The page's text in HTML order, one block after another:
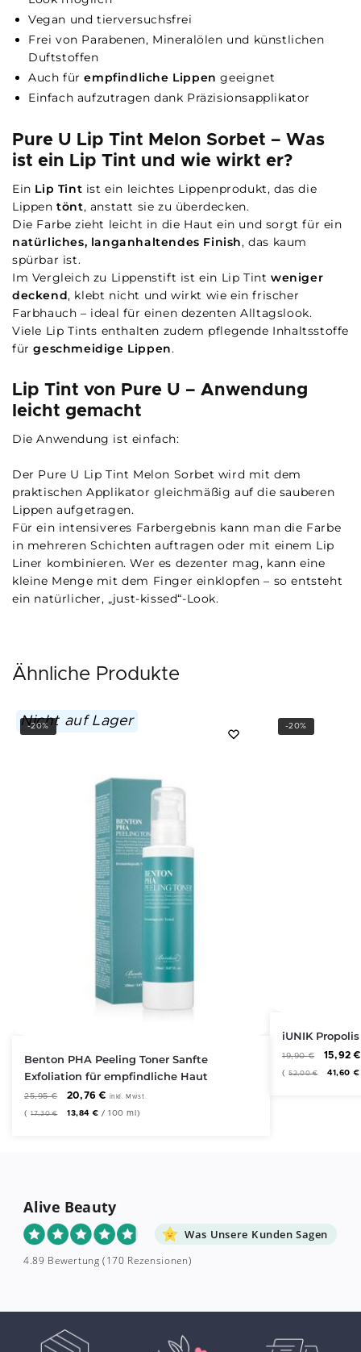
Vegan und tierversuchsfrei
Frei von Parabenen, Mineralölen und künstlichen
Duftstoffen
Auch fürempfindliche Lippen geeignet
Einfach aufzutragen dank Präzisionsapplikator
Pure U Lip Tint Melon Sorbet – Was
ist ein Lip Tint und wie wirkt er?
Ein Lip Tint ist ein leichtes Lippenprodukt, das die
Lippentönt, anstatt sie zu überdecken.
Die Farbe zieht leicht in die Haut ein und sorgt für ein
natürliches, langanhaltendes Finish, das kaum
spürbar ist.
Im Vergleich zu Lippenstift ist ein Lip Tint weniger
deckend, klebt nicht und wirkt wie ein frischer
Farbhauch – ideal für einen dezenten Alltagslook.
Viele Lip Tints enthalten zudem pflegende Inhaltsstoffe
fürgeschmeidige Lippen.
Lip Tint von Pure U – Anwendung
leicht gemacht
Die Anwendung ist einfach:
Der Pure U Lip Tint Melon Sorbet wird mit dem
praktischen Applikator gleichmäßig auf die sauberen
Lippen aufgetragen.
Für ein intensiveres Farbergebnis kann man die Farbe
in mehreren Schichten auftragen oder mit einem Lip
Liner kombinieren. Wer es dezenter mag, kann eine
kleine Menge mit dem Finger einklopfen – so entsteht
ein natürlicher, „just-kissed“-Look.
Ähnliche Produkte
-20%
Nicht auf Lager
Benton PHA Peeling Toner Sanfte
Exfoliation für empfindliche Haut
25,95€ 20,76€ inkl. Mwst.
(17,30€ 13,84€ /100 ml )
-20%
iUNIK
19,90€ 15,92€
(52,00€ 41,60€
Alive Beauty
Was Unsere Kunden Sagen
4.89 Bewertung (170 Rezensionen)